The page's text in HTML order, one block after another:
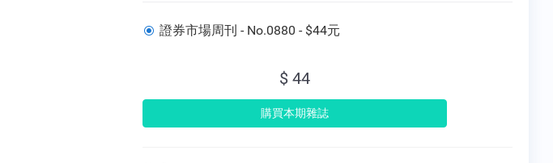
證券市場周刊 - No.0880 - $44元
$ 44